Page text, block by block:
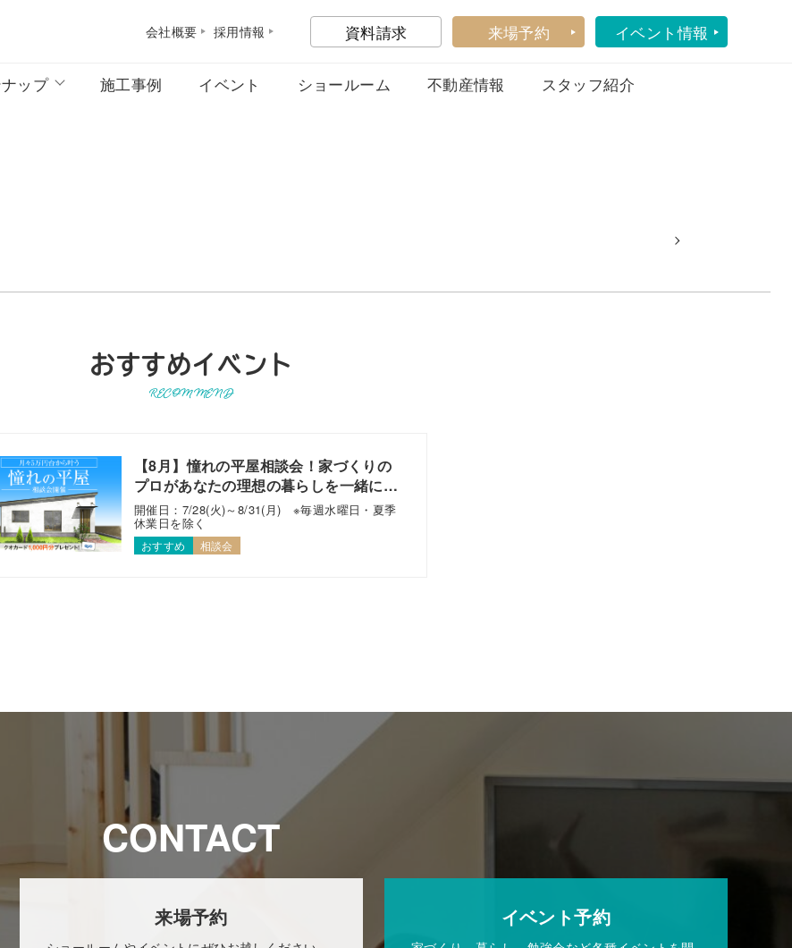
会社概要 採用情報 資料請求 来場予約 イベント情報
ップ 施工事例 イベント ショールーム 不動産情報 スタッフ紹介
おすすめイベント
RECOMMEND
【8月】憧れの平屋相談会！家づくりの
プロがあなたの理想の暮らしを一緒に考
えます！
開催日：7/28(火)～8/31(月) ※毎週水曜日・夏季
休業日を除く
おすすめ 相談会
CONTACT
来場予約 イベント予約